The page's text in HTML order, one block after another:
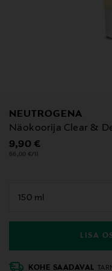
NEUTROGENA
Näokoorija Clear &
Original Price
9,90 €
66,00 €/1l
LISA
KOHE SAADAVAL